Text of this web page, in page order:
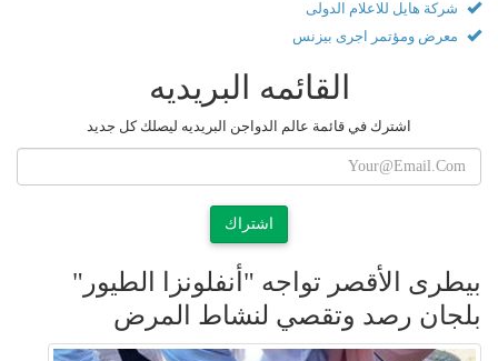
شركة هايل للاعلام الدولى
معرض ومؤتمر اجرى بيزنس
القائمه البريديه
اشترك في قائمة عالم الدواجن البريديه ليصلك كل جديد
اشتراك
بيطرى الأقصر تواجه "أنفلونزا الطيور"
بلجان رصد وتقصي لنشاط المرض